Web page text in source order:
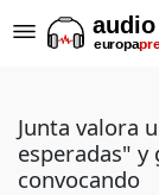
Junta valora
esperadas" y
convocando